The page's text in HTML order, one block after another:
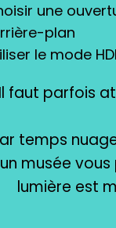
une
plan
le mode
faut parfois
temps
un musée
lumière est